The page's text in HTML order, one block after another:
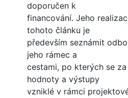
doporučen k
financování. Jeho
tohoto článku je
především seznámit
jeho rámec a
cestami, po kterých se
hodnoty a výstupy
vzniklé v rámci